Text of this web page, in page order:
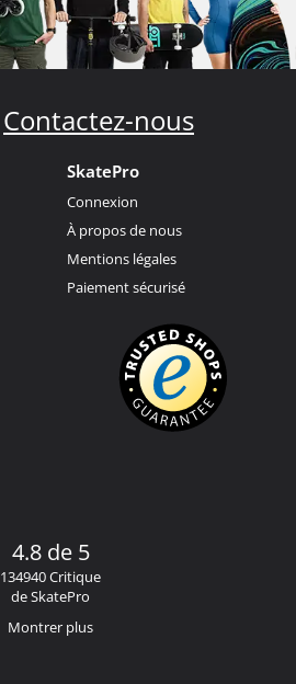
Contactez-nous
SkatePro
Connexion
À propos de nous
Mentions légales
Paiement sécurisé
4.8 de 5
134940 Critique
de SkatePro
Montrer plus